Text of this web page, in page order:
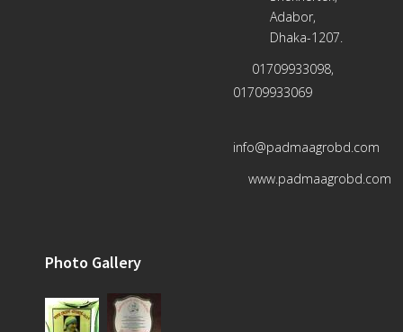
Adabor,
Dhaka-1207.
01709933098,
01709933069
info@padmaagrobd.com
www.padmaagrobd.com
Photo Gallery